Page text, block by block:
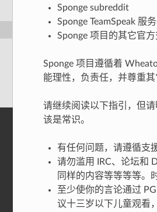
Sponge subreddit
Sponge TeamSpeak 服
Sponge 项目的其它官方
Sponge 项目遵循着
能理性，负责任，并尊重其
请继续阅读以下指引，但
该是常识。
有任何问题，请遵循支
请勿滥用 IRC、论坛和
同样的内容等等等等。
至少使你的言论通过
议十三岁以下儿童观看